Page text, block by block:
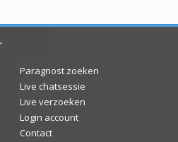
Paragnost zoeken
Live chatsessie
Live verzoeken
Login account
Contact